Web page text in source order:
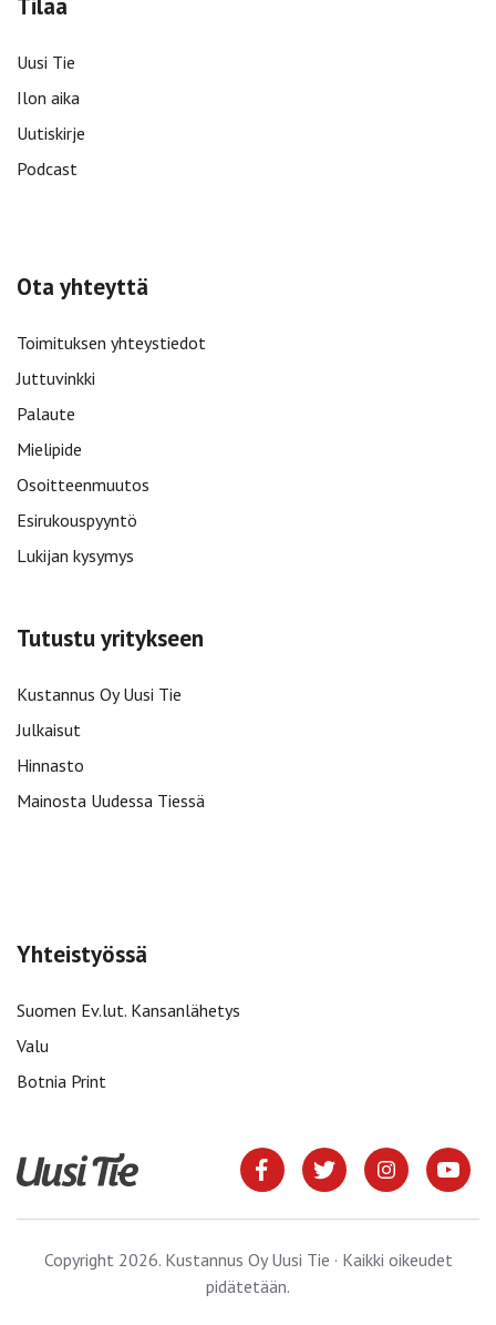
Tilaa
Uusi Tie
Ilon aika
Uutiskirje
Podcast
Ota yhteyttä
Toimituksen yhteystiedot
Juttuvinkki
Palaute
Mielipide
Osoitteenmuutos
Esirukouspyyntö
Lukijan kysymys
Tutustu yritykseen
Kustannus Oy Uusi Tie
Julkaisut
Hinnasto
Mainosta Uudessa Tiessä
Yhteistyössä
Suomen Ev.lut. Kansanlähetys
Valu
Botnia Print
Copyright 2026. Kustannus Oy Uusi Tie · Kaikki oikeudet
pidätetään.